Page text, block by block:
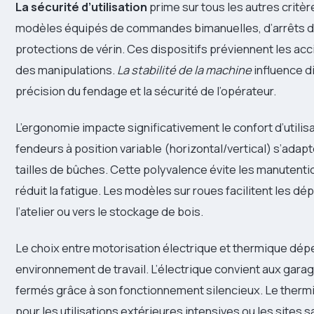
La sécurité d’utilisation prime sur tous les autres
modèles équipés de commandes bimanuelles, d’arrêts
protections de vérin. Ces dispositifs préviennent les
des manipulations. La stabilité de la machineinfluence
précision du fendage et la sécurité de l’opérateur.
L’ergonomie impacte significativement le confort
fendeurs à position variable (horizontal/vertical)
tailles de bûches. Cette polyvalence évite les
réduit la fatigue. Les modèles sur roues facilitent les
l’atelier ou vers le stockage de bois.
Le choix entre motorisation électrique et thermique
environnement de travail. L’électrique convient aux
fermés grâce à son fonctionnement silencieux. Le
pour les utilisations extérieures intensives ou les sites